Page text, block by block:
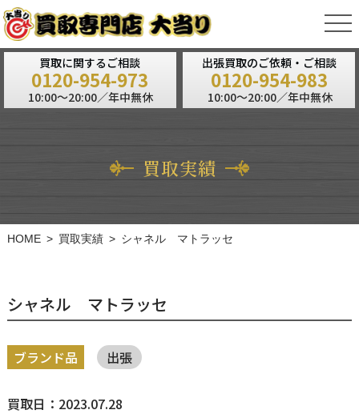
買取に関するご相談
0120-954-973
10:00～20:00／年中無休
出張買取のご依頼・ご相談
0120-954-983
10:00～20:00／年中無休
買取実績
HOME 買取実績 シャネル マトラッセ
シャネル マトラッセ
ブランド品 出張
買取日：2023.07.28